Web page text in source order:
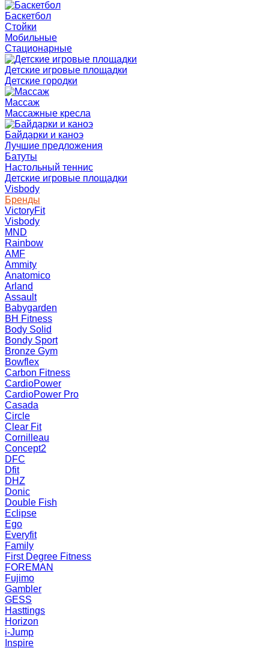
Баскетбол
Стойки
Мобильные
Стационарные
Детские игровые площадки
Детские городки
Массаж
Массажные кресла
Байдарки и каноэ
Лучшие предложения
Батуты
Настольный теннис
Детские игровые площадки
Visbody
Бренды
VictoryFit
Visbody
MND
Rainbow
AMF
Ammity
Anatomico
Arland
Assault
Babygarden
BH Fitness
Body Solid
Bondy Sport
Bronze Gym
Bowflex
Carbon Fitness
CardioPower
CardioPower Pro
Casada
Circle
Clear Fit
Cornilleau
Concept2
DFC
Dfit
DHZ
Donic
Double Fish
Eclipse
Ego
Everyfit
Family
First Degree Fitness
FOREMAN
Fujimo
Gambler
GESS
Hasttings
Horizon
i-Jump
Inspire